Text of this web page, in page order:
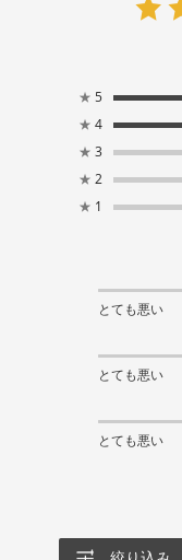
★ 5
★ 4
★ 3
★ 2
★ 1
とても悪い
とても悪い
とても悪い